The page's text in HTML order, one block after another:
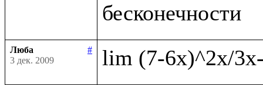
Люба
#
3 дек. 2009